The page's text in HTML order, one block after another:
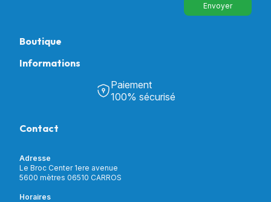
Envoyer
Boutique
Puériculture
Incontinence
Soins & Diagnostic
Aide à la mobilité
Matériel de location
Informations
Découvrir Univers Santé
Notre catalogue
Mon compte
Livraison et paiement
Paiement
100% sécurisé
Contact
Adresse
Le Broc Center 1ere avenue
5600 mètres 06510 CARROS
Horaires